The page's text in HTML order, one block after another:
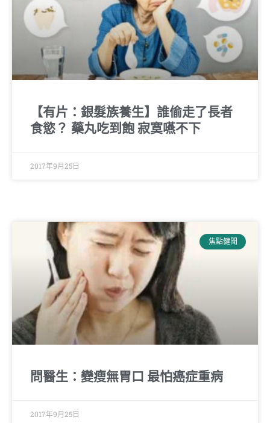
【有片：銀髮族養生】誰偷走了長者
食慾？ 藥丸吃到飽 寂寞嚥不下
2017年9月25日
焦點健聞
問醫生：變瘦無胃口 最怕癌症重病
2017年9月25日